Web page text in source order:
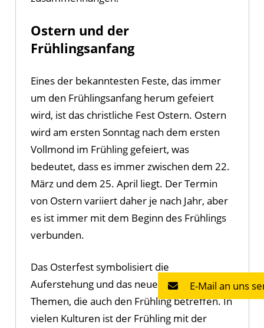
Ostern und der
Frühlingsanfang
Eines der bekanntesten Feste, das immer
um den Frühlingsanfang herum gefeiert
wird, ist das christliche Fest Ostern. Ostern
wird am ersten Sonntag nach dem ersten
Vollmond im Frühling gefeiert, was
bedeutet, dass es immer zwischen dem 22.
März und dem 25. April liegt. Der Termin
von Ostern variiert daher je nach Jahr, aber
es ist immer mit dem Beginn des Frühlings
verbunden.
Das Osterfest symbolisiert die
Auferstehung und das neue Leben,
Themen, die auch den Frühling betreffen. In
vielen Kulturen ist der Frühling mit der
E-Mail an uns